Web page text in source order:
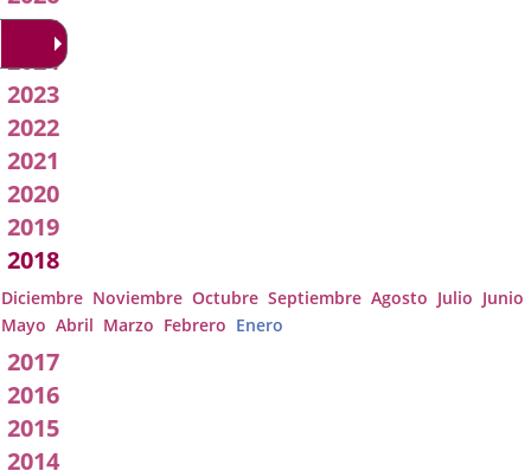
2025
2024
2023
2022
2021
2020
2019
2018
Diciembre Noviembre Octubre Septiembre Agosto Julio Junio
Mayo Abril Marzo Febrero Enero
2017
2016
2015
2014